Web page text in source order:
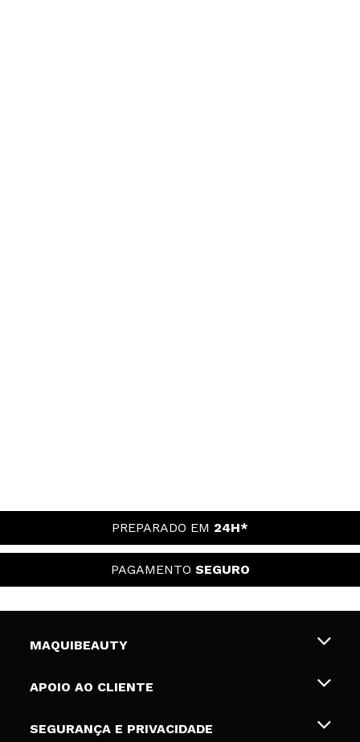
PREPARADO EM 24H*
PAGAMENTO SEGURO
MAQUIBEAUTY
Sobre nós
Gift Cards
APOIO AO CLIENTE
Envios e Devoluções
SEGURANÇA E PRIVACIDADE